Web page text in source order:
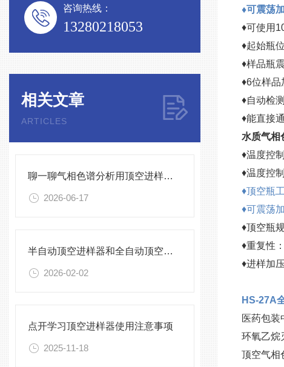
咨询热线：
13280218053
相关文章
ARTICLES
聊一聊气相色谱分析用顶空进样器的局限性
2026-06-17
半自动顶空进样器和全自动顶空进样器怎么选？
2026-02-02
点开学习顶空进样器使用注意事项
2025-11-18
♦可震荡
♦可使用
♦起始瓶
♦样品瓶
♦6位样品
♦自动检
♦能直接
水质气相
♦温度控
♦温度控
♦顶空瓶
♦可震荡
♦顶空瓶
♦重复性
♦进样加
HS-27A
医药包装
环氧乙烷
顶空气相